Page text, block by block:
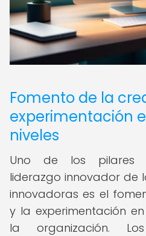
Fomento de la
experimentación
niveles
Uno de los pilares
liderazgo innovador de
innovadoras es el
y la experimentación
la organización.